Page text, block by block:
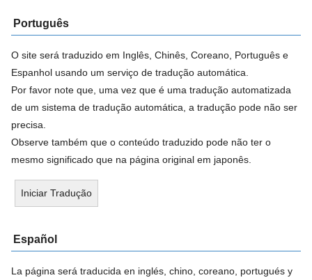
Português
O site será traduzido em Inglês, Chinês, Coreano, Português e
Espanhol usando um serviço de tradução automática.
Por favor note que, uma vez que é uma tradução automatizada
de um sistema de tradução automática, a tradução pode não ser
precisa.
Observe também que o conteúdo traduzido pode não ter o
mesmo significado que na página original em japonês.
Iniciar Tradução
Español
La página será traducida en inglés, chino, coreano, portugués y